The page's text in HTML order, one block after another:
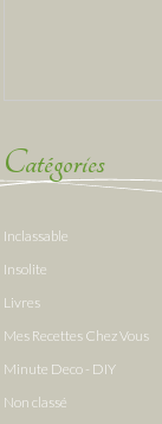
Catégories
Inclassable
Insolite
Livres
Mes Recettes Chez Vous
Minute Deco - DIY
Non classé